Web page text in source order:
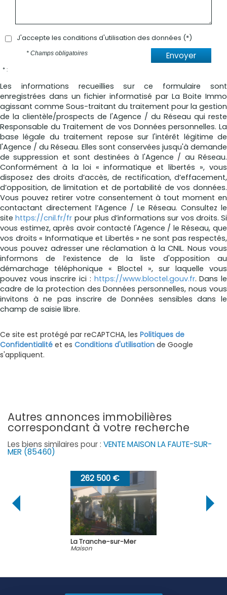
J'accepte les conditions d'utilisation des données (*)
Envoyer
* Champs obligatoires
* :
Les informations recueillies sur ce formulaire sont
enregistrées dans un fichier informatisé par La Boite Immo
agissant comme Sous-traitant du traitement pour la gestion
de la clientèle/prospects de l'Agence / du Réseau qui reste
Responsable du Traitement de vos Données personnelles. La
base légale du traitement repose sur l'intérêt légitime de
l'Agence / du Réseau. Elles sont conservées jusqu'à demande
de suppression et sont destinées à l'Agence / au Réseau.
Conformément à la loi « informatique et libertés », vous
disposez des droits d’accès, de rectification, d’effacement,
d’opposition, de limitation et de portabilité de vos données.
Vous pouvez retirer votre consentement à tout moment en
contactant directement l’Agence / Le Réseau. Consultez le
sitehttps://cnil.fr/fr pour plus d’informations sur vos droits. Si
vous estimez, après avoir contacté l'Agence / le Réseau, que
vos droits « Informatique et Libertés » ne sont pas respectés,
vous pouvez adresser une réclamation à la CNIL. Nous vous
informons de l’existence de la liste d'opposition au
démarchage téléphonique « Bloctel », sur laquelle vous
pouvez vous inscrire ici : https://www.bloctel.gouv.fr. Dans le
cadre de la protection des Données personnelles, nous vous
invitons à ne pas inscrire de Données sensibles dans le
champ de saisie libre.
Ce site est protégé par reCAPTCHA, les Politiques de
Confidentialité et es Conditions d'utilisation de Google
s'appliquent.
autres annonces immobilières
correspondant à votre recherche
Les biens similaires pour : VENTE MAISON LA FAUTE-SUR-
MER (85460)
262 500 €
La Tranche-sur-Mer
Maison